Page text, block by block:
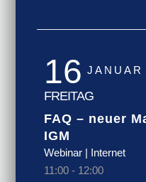
16 JANUAR
FREITAG
FAQ – neuer
IGM
Webinar | Internet
11:00- 12:00